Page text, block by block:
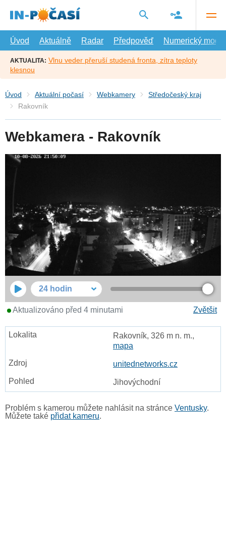
hlavní
Úvod
Aktuálně Radar Předpověď Numerický model
AKTUALITA: Vlnu veder přeruší studená fronta, zítra teploty
klesnou
Úvod Aktuální počasí Webkamery
Středočeský kraj
Rakovník
Webkamera - Rakovník
24 hodin
Zvětšit
Aktualizováno před 4 minutami
Rakovník, 326 m n. m.,
mapa
unitednetworks.cz
Jihovýchodní
Problém s kamerou můžete nahlásit na stránce Ventusky.
Můžete také přidat kameru.